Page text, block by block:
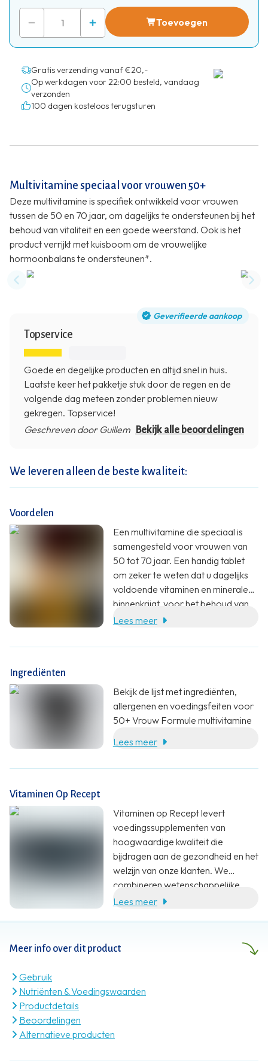
Toevoegen
Gratis verzending vanaf €20,-
Op werkdagen voor 22:00 besteld, vandaag
verzonden
100 dagen kosteloos terugsturen
Multivitamine speciaal voor vrouwen 50+
Deze multivitamine is specifiek ontwikkeld voor vrouwen
tussen de 50 en 70 jaar, om dagelijks te ondersteunen bij het
behoud van vitaliteit en een goede weerstand. Ook is het
product verrijkt met kuisboom om de vrouwelijke
hormoonbalans te ondersteunen*.
Previous slide
Geverifieerde aankoop
Topservice
Goede en degelijke producten en altijd snel in huis.
Laatste keer het pakketje stuk door de regen en de
volgende dag meteen zonder problemen nieuw
gekregen. Topservice!
Geschreven door Guillem
Bekijk alle beoordelingen
We leveren alleen de beste kwaliteit:
Voordelen
Een multivitamine die speciaal is
samengesteld voor vrouwen van
50 tot 70 jaar. Een handig tablet
om zeker te weten dat u dagelijks
voldoende vitaminen en mineralen
binnenkrijgt, voor het behoud van
vitaliteit en een goede weerstand
o.a. vitamine C, A en zink ter
bijdragen aan de
energiehuishouding in het lichaam.
Ook zit er meer calcium in dan de
de overgang heeft het lichaam
calcium. De multivitamine is verrijkt
met kuisboom voor de vrouwelijke
hormoonbalans. Het helpt
overgangsverschijnselen als
opvliegers en prikkelbare
gevoelens tegen te gaan*.
Lees meer
Ingrediënten
Bekijk de lijst met ingrediënten,
allergenen en voedingsfeiten voor
50+ Vrouw Formule multivitamine
Lees meer
Meer info over dit product
Gebruik
Nutriënten & Voedingswaarden
Productdetails
Beoordelingen
Alternatieve producten
Vitaminen Op Recept
Vitaminen op Recept levert
voedingssupplementen van
hoogwaardige kwaliteit die
bijdragen aan de gezondheid en het
welzijn van onze klanten. We
combineren wetenschappelijke
onderbouwing, specialistische
Lees meer